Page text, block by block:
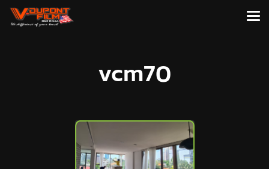
vcm70